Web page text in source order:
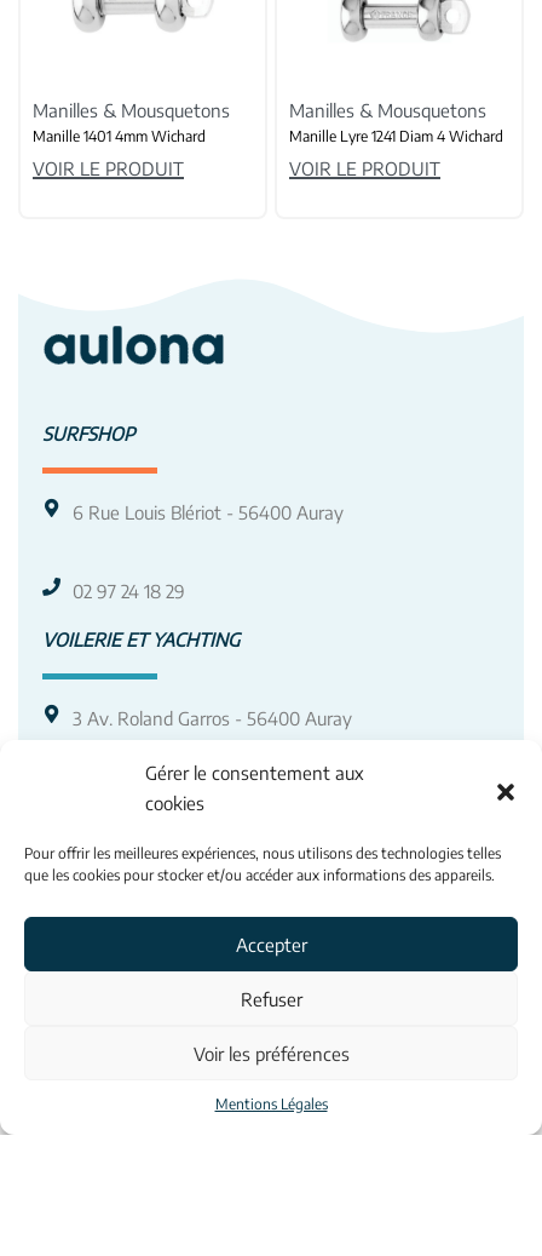
Gérer le consentement aux
cookies
Pour offrir les meilleures expériences, nous utilisons des technologies telles
que les cookies pour stocker et/ou accéder aux informations des appareils.
Accepter
Refuser
Voir les préférences
Mentions Légales
Manilles & Mousquetons
Manille 1401 4mm Wichard
VOIR LE PRODUIT
Manilles & Mousquetons
Manille Lyre 1241 Diam 4 Wichard
VOIR LE PRODUIT
SURFSHOP
6 Rue Louis Blériot - 56400 Auray
02 97 24 18 29
VOILERIE ET YACHTING
3 Av. Roland Garros - 56400 Auray
02 97 50 88 66
INFORMATIONS
Contacts